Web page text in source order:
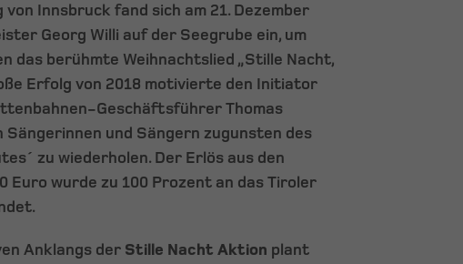
Innsbruck fand sich am 21. Dezember
Georg Willi auf der Seegrube ein, um
das berühmte Weihnachtslied „Stille Nacht,
Erfolg von 2018 motivierte den Initiator
Geschäftsführer Thomas
Sängerinnen und Sängern zugunsten des
zu wiederholen. Der Erlös aus den
Euro wurde zu 100 Prozent an das Tiroler
Anklangs der Stille Nacht Aktion plant